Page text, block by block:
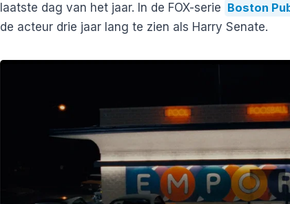
laatste dag van het jaar. In de FOX-serie Boston
de acteur drie jaar lang te zien als Harry Senate.